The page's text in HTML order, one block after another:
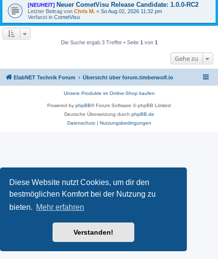
Diese Website nutzt Cookies, um dir den
bestmöglichen Komfort bei der Nutzung zu
bieten. Mehr erfahren
Verstanden!
[NEUHEIT] Neuer CometVisu Release Candidate: 1.0.0-RC2
Letzter Beitrag von Chris M. « So Aug 02, 2026 11:32 pm
Verfasst in CometVisu
Die Suche ergab 3 Treffer • Seite 1 von 1
Gehe zu
ElabNET Technik Forum Übersicht über forum.timberwolf.io
Unsere Produkte im Online-Shop kaufen
Powered by phpBB® Forum Software © phpBB Limited
Deutsche Übersetzung durch phpBB.de
Datenschutz| Nutzungsbedingungen